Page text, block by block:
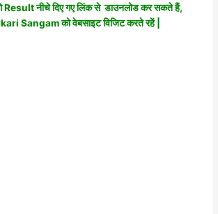
Result नीचे दिए गए लिंक से डाउनलोड कर सकते हैं,
Sangam को वेबसाइट विजिट करते रहें |